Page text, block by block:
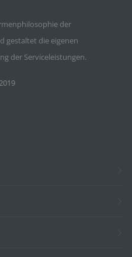
der
gestaltet die eigenen
der Serviceleistungen.